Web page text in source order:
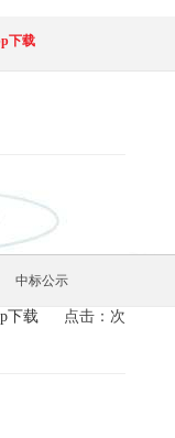
下载
中标公示
下载
点击：次